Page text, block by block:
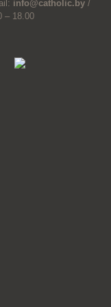
info@catholic.by /
– 18.00